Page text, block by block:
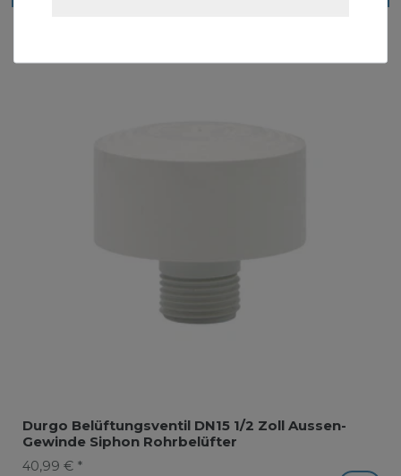
Durgo Belüftungsventil DN15 1/2 Zoll Aussen-
Gewinde Siphon Rohrbelüfter
40,99 € *